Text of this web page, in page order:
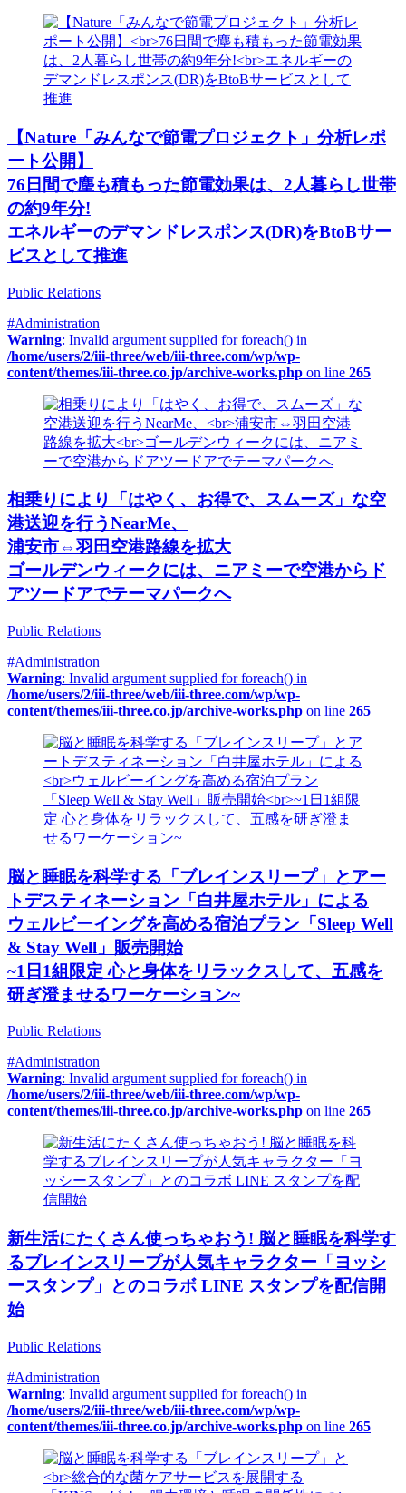
【Nature「みんなで節電プロジェクト」分析レポ
ート公開】
76日間で塵も積もった節電効果は、2人暮らし世帯
の約9年分!
エネルギーのデマンドレスポンス(DR)をBtoBサー
ビスとして推進
Public Relations
#Administration
Warning: Invalid argument supplied for foreach() in
/home/users/2/iii-three/web/iii-three.com/wp/wp-
content/themes/iii-three.co.jp/archive-works.php on line 265
相乗りにより「はやく、お得で、スムーズ」な空
港送迎を行うNearMe、
浦安市⇔羽田空港路線を拡大
ゴールデンウィークには、ニアミーで空港からド
アツードアでテーマパークへ
Public Relations
#Administration
Warning: Invalid argument supplied for foreach() in
/home/users/2/iii-three/web/iii-three.com/wp/wp-
content/themes/iii-three.co.jp/archive-works.php on line 265
脳と睡眠を科学する「ブレインスリープ」とアー
トデスティネーション「白井屋ホテル」による
ウェルビーイングを高める宿泊プラン「Sleep Well
& Stay Well」販売開始
~1日1組限定 心と身体をリラックスして、五感を
研ぎ澄ませるワーケーション~
Public Relations
#Administration
Warning: Invalid argument supplied for foreach() in
/home/users/2/iii-three/web/iii-three.com/wp/wp-
content/themes/iii-three.co.jp/archive-works.php on line 265
新生活にたくさん使っちゃおう! 脳と睡眠を科学す
るブレインスリープが人気キャラクター「ヨッシ
ースタンプ」とのコラボ LINE スタンプを配信開
始
Public Relations
#Administration
Warning: Invalid argument supplied for foreach() in
/home/users/2/iii-three/web/iii-three.com/wp/wp-
content/themes/iii-three.co.jp/archive-works.php on line 265